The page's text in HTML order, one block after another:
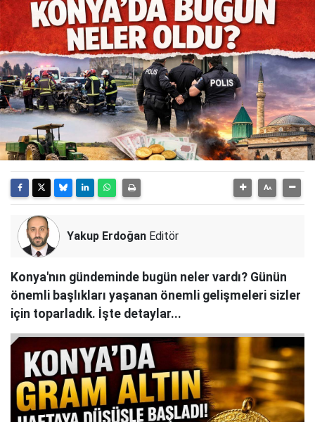
Yakup Erdoğan Editör
Konya'nın gündeminde bugün neler vardı? Günün
önemli başlıkları yaşanan önemli gelişmeleri sizler
için toparladık. İşte detaylar...